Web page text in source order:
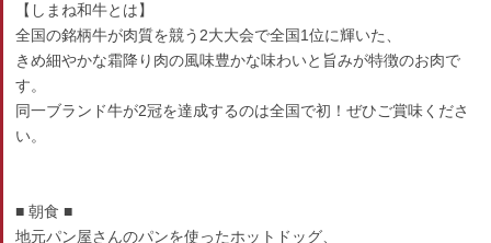
【しまね和牛とは】
全国の銘柄牛が肉質を競う2大大会で全国1位に輝いた、
きめ細やかな霜降り肉の風味豊かな味わいと旨みが特徴のお肉で
す。
同一ブランド牛が2冠を達成するのは全国で初！ぜひご賞味くださ
い。
■ 朝食 ■
地元パン屋さんのパンを使ったホットドッグ、